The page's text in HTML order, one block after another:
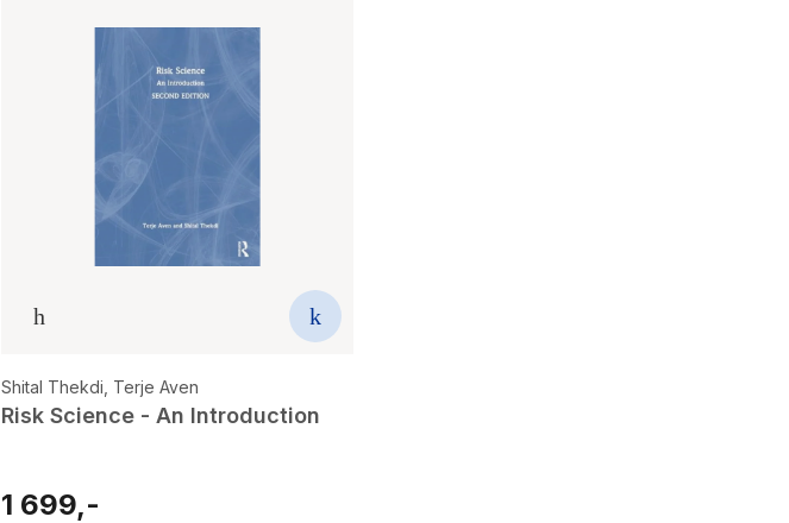
Shital Thekdi Terje Aven
Risk Science - An Introduction
1 699,-